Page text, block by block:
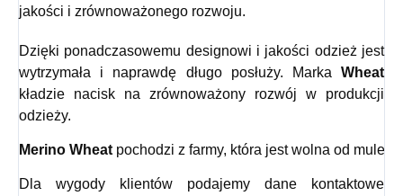
jakości i zrównoważonego rozwoju.
Dzięki ponadczasowemu designowi i jakości odzież jest
wytrzymała i naprawdę długo posłuży. Marka Wheat
kładzie nacisk na zrównoważony rozwój w produkcji
odzieży.
Merino Wheat pochodzi z farmy, która jest wolna od
Dla wygody klientów podajemy dane kontaktowe